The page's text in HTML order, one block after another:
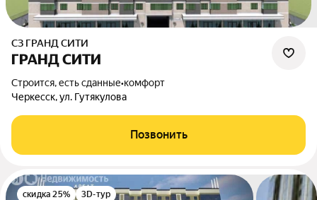
СЗ ГРАНД СИТИ
ГРАНД СИТИ
Строится, есть сданные•комфорт
Черкесск, ул. Гутякулова
Позвонить
скидка 25% 3D-тур